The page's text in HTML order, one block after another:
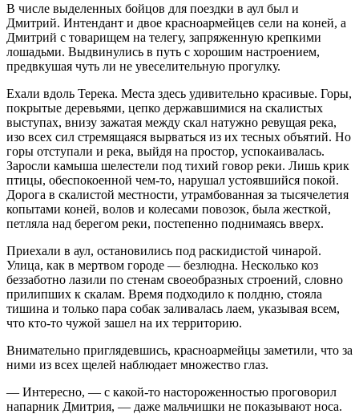
В числе выделенных бойцов для поездки в аул был и
Дмитрий. Интендант и двое красноармейцев сели на коней, а
Дмитрий с товарищем на телегу, запряженную крепкими
лошадьми. Выдвинулись в путь с хорошим настроением,
предвкушая чуть ли не увеселительную прогулку.
Ехали вдоль Терека. Места здесь удивительно красивые. Горы,
покрытые деревьями, цепко державшимися на скалистых
выступах, внизу зажатая между скал натужно ревущая река,
изо всех сил стремящаяся вырваться из их тесных объятий. Но
горы отступали и река, выйдя на простор, успокаивалась.
Заросли камыша шелестели под тихий говор реки. Лишь крик
птицы, обеспокоенной чем-то, нарушал устоявшийся покой.
Дорога в скалистой местности, утрамбованная за тысячелетия
копытами коней, волов и колесами повозок, была жесткой,
петляла над берегом реки, постепенно поднимаясь вверх.
Приехали в аул, остановились под раскидистой чинарой.
Улица, как в мертвом городе — безлюдна. Несколько коз
беззаботно лазили по стенам своеобразных строений, словно
прилипших к скалам. Время подходило к полдню, стояла
тишина и только пара собак заливалась лаем, указывая всем,
что кто-то чужой зашел на их территорию.
Внимательно приглядевшись, красноармейцы заметили, что за
ними из всех щелей наблюдает множество глаз.
— Интересно, — с какой-то настороженностью проговорил
напарник Дмитрия, — даже мальчишки не показывают носа.